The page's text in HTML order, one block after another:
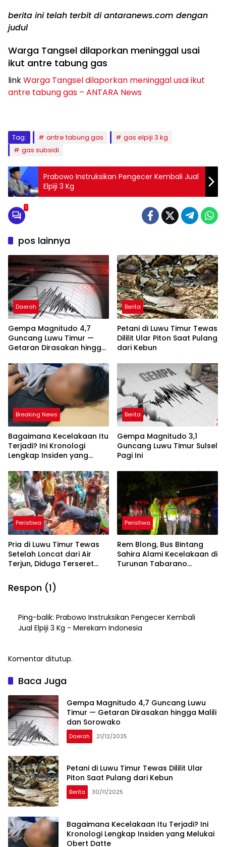
berita ini telah terbit di antaranews.com dengan
judul
Warga Tangsel dilaporkan meninggal usai
ikut antre tabung gas
linkWarga Tangsel dilaporkan meninggal usai ikut
antre tabung gas – ANTARA News
Tag: antre tabung gas
gas elpiji 3 kg
gas subsidi
Prabowo Instruksikan Pengecer Kembali Jual
Elpiji 3 Kg
1
pos lainnya
Daerah
Gempa Magnitudo 4,7
Guncang Luwu Timur —
Getaran Dirasakan hingga
Berita
Petani di Luwu Timur Tewas
Dililit Ular Piton Saat Pulang
dari Kebun
Breaking News
Bagaimana Kecelakaan Itu
Terjadi? Ini Kronologi
Lengkap Insiden yang
Berita
Gempa Magnitudo 3,1
Guncang Luwu Timur Sulsel
Pagi Ini
Peristiwa
Pria di Luwu Timur Tewas
Setelah Loncat dari Air
Terjun, Diduga Terseret
Peristiwa
Rem Blong, Bus Bintang
Sahira Alami Kecelakaan di
Turunan Tabarano
Respon (1)
Ping-balik: Prabowo Instruksikan Pengecer Kembali
Jual Elpiji 3 Kg - Merekam Indonesia
Komentar ditutup.
Baca Juga
Gempa Magnitudo 4,7 Guncang Luwu
Timur — Getaran Dirasakan hingga Malili
dan Sorowako
Daerah 21/12/2025
Petani di Luwu Timur Tewas Dililit Ular
Piton Saat Pulang dari Kebun
Berita 30/11/2025
Bagaimana Kecelakaan Itu Terjadi? Ini
Kronologi Lengkap Insiden yang Melukai
Obert Datte